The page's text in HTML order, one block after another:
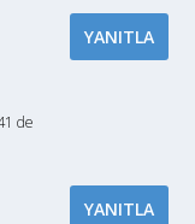
YANITLA
de
YANITLA